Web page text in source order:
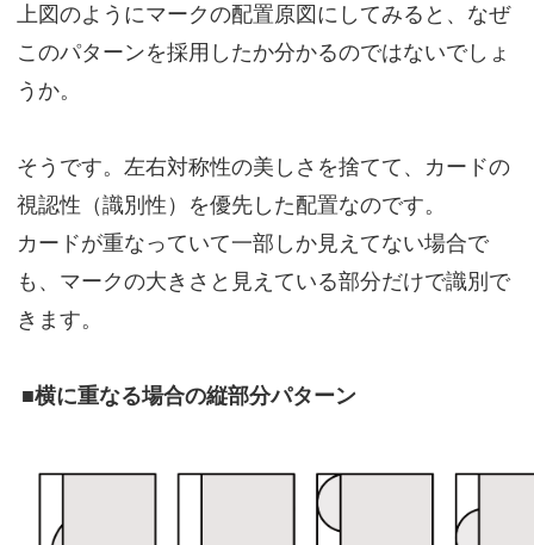
上図のようにマークの配置原図にしてみると、なぜ
このパターンを採用したか分かるのではないでしょ
うか。
そうです。左右対称性の美しさを捨てて、カードの
視認性（識別性）を優先した配置なのです。
カードが重なっていて一部しか見えてない場合で
も、マークの大きさと見えている部分だけで識別で
きます。
■横に重なる場合の縦部分パターン